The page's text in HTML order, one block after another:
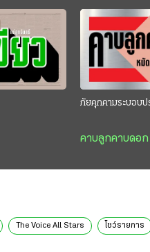
ภัยคุกคามระบอบป
คาบลูกคาบดอก
The Voice All Stars โชว์รายการ